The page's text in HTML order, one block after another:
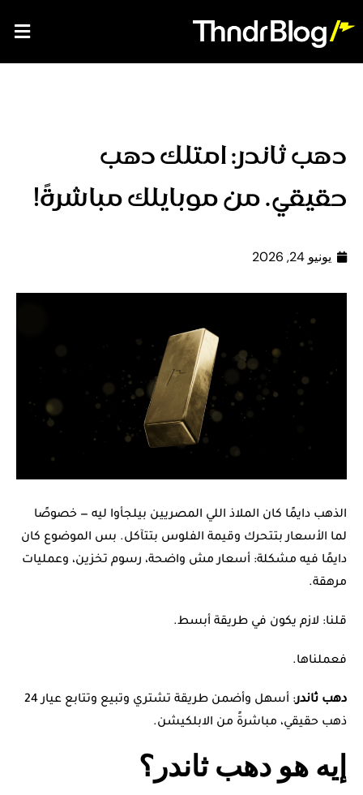
دهب ثاندر: امتلك دهب
حقيقي. من موبايلك مباشرةً!
يونيو 24, 2026
الذهب دايمًا كان الملاذ اللي المصريين بيلجأوا ليه — خصوصًا
لما الأسعار بتتحرك وقيمة الفلوس بتتآكل. بس الموضوع كان
دايمًا فيه مشكلة: أسعار مش واضحة، رسوم تخزين، وعمليات
مرهقة.
قلنا: لازم يكون في طريقة أبسط.
فعملناها.
دهب ثاندر
: أسهل وأضمن طريقة تشتري وتبيع وتتابع عيار 24
ذهب حقيقي، مباشرةً من الابلكيشن.
إيه هو دهب ثاندر؟